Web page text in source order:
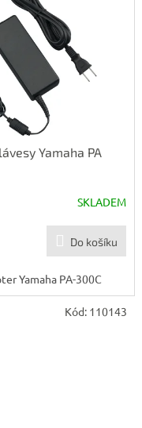
Yamaha PA
SKLADEM
Do košíku
Yamaha PA-300C
Kód: 110143